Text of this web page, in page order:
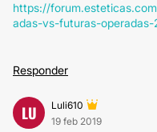
https://
adas-vs-futuras-operadas-
Responder
LU
Luli610
19 feb 2019